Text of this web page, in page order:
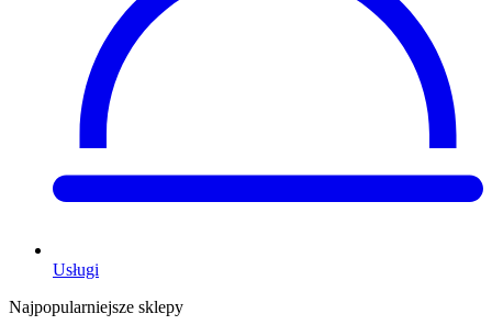
Usługi
Najpopularniejsze sklepy